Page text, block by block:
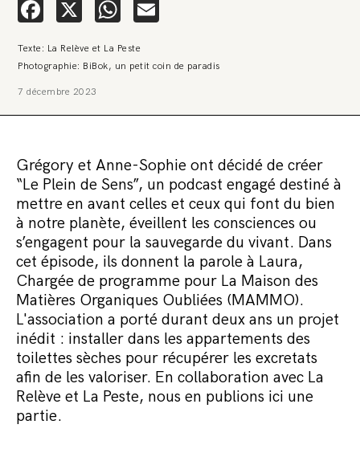
Facebook
X WhatsApp
Texte: La Relève et La Peste
Photographie: BiBok, un petit coin de paradis
7 décembre 2023
Grégory et Anne-Sophie ont décidé de créer
“Le Plein de Sens”, un podcast engagé destiné à
mettre en avant celles et ceux qui font du bien
à notre planète, éveillent les consciences ou
s’engagent pour la sauvegarde du vivant. Dans
cet épisode, ils donnent la parole à Laura,
Chargée de programme pour La Maison des
Matières Organiques Oubliées (MAMMO).
L'association a porté durant deux ans un projet
inédit : installer dans les appartements des
toilettes sèches pour récupérer les excretats
afin de les valoriser. En collaboration avec La
Relève et La Peste, nous en publions ici une
partie.
Une procédure bâillon. Notre tort ? Avoir voulu protéger
l’anonymat d’un habitant inquiet pour sa santé. Et aujourd’hui elle
aujourd’hui une grande campagne de soutien avec un premier
objectif de vendre 2 000 livres en un mois.
Continuer de lire l’article